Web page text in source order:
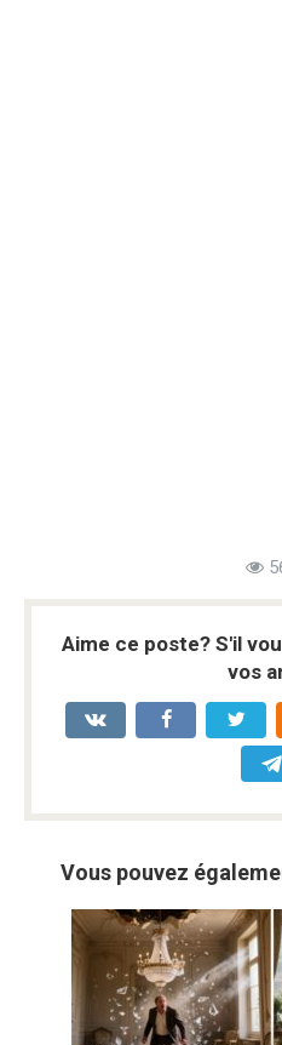
Aime ce poste? S'il
vos
Vous pouvez